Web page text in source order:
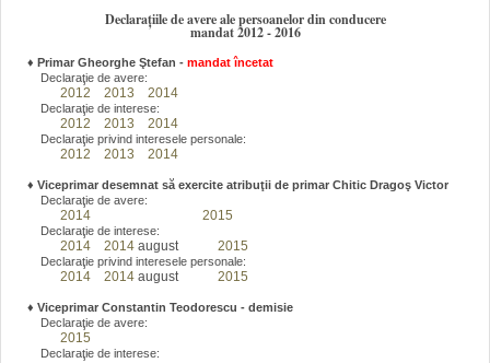
Declarațiile de avere ale persoanelor din conducere
mandat 2012 - 2016
♦ Primar Gheorghe Ştefan - mandat încetat
Declaraţie de avere:
2012 2013 2014
Declaraţie de interese:
2012 2013 2014
Declaraţie privind interesele personale:
2012 2013 2014
♦ Viceprimar desemnat să exercite atribuţii de primar Chitic Dragoş Victor
Declaraţie de avere:
2014 2015
Declaraţie de interese:
2014 2014 august 2015
Declaraţie privind interesele personale:
2014 2014 august 2015
♦ Viceprimar Constantin Teodorescu - demisie
Declaraţie de avere:
2015
Declaraţie de interese: